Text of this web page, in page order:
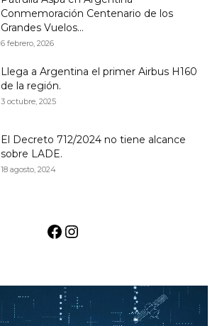
Conmemoración Centenario de los
Grandes Vuelos...
6 febrero, 2026
Llega a Argentina el primer Airbus H160
de la región.
3 octubre, 2025
El Decreto 712/2024 no tiene alcance
sobre LADE.
18 agosto, 2024
Facebook
Instagram